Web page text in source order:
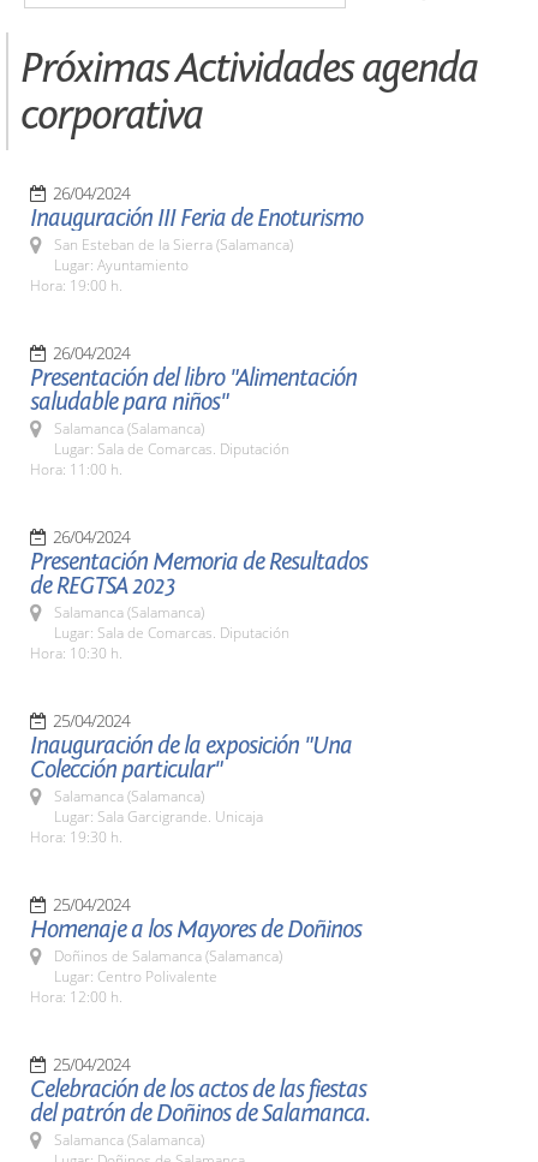
Próximas Actividades agenda
corporativa
26/04/2024
Inauguración III Feria de Enoturismo
San Esteban de la Sierra (Salamanca)
Lugar: Ayuntamiento
Hora: 19:00 h.
26/04/2024
Presentación del libro "Alimentación
saludable para niños"
Salamanca (Salamanca)
Lugar: Sala de Comarcas. Diputación
Hora: 11:00 h.
26/04/2024
Presentación Memoria de Resultados
de REGTSA 2023
Salamanca (Salamanca)
Lugar: Sala de Comarcas. Diputación
Hora: 10:30 h.
25/04/2024
Inauguración de la exposición "Una
Colección particular"
Salamanca (Salamanca)
Lugar: Sala Garcigrande. Unicaja
Hora: 19:30 h.
25/04/2024
Homenaje a los Mayores de Doñinos
Doñinos de Salamanca (Salamanca)
Lugar: Centro Polivalente
Hora: 12:00 h.
25/04/2024
Celebración de los actos de las fiestas
del patrón de Doñinos de Salamanca.
Salamanca (Salamanca)